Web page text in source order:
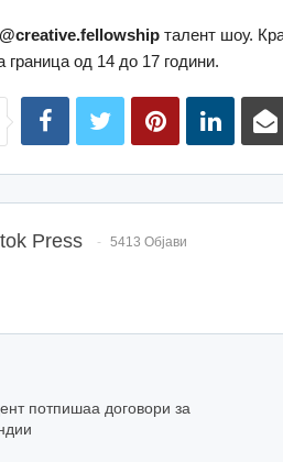
@creative.fellowship талент шоу.
граница од 14 до 17 години.
Press 5413 Објави
потпишаа договори за